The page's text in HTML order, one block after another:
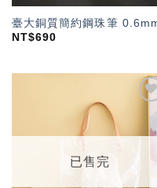
臺大銅質簡約鋼珠筆
NT$690
望
已售完